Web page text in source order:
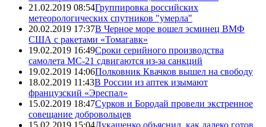
21.02.2019 08:54Группировка российских
метеорологических спутников "умерла"
20.02.2019 17:37В Черное море вошел эсминец ВМФ
США с ракетами «Томагавк»
19.02.2019 16:49Сроки серийного производства
самолета МС-21 сдвигаются из-за санкций
19.02.2019 14:06Полковник Квачков вышел на свободу
18.02.2019 11:43В России из аптек изымают
французский «Эреспал»
15.02.2019 18:47Сурков и Бородай провели экстренное
совещание добровольцев
15.02.2019 15:04Лукашенко объяснил, как далеко готов